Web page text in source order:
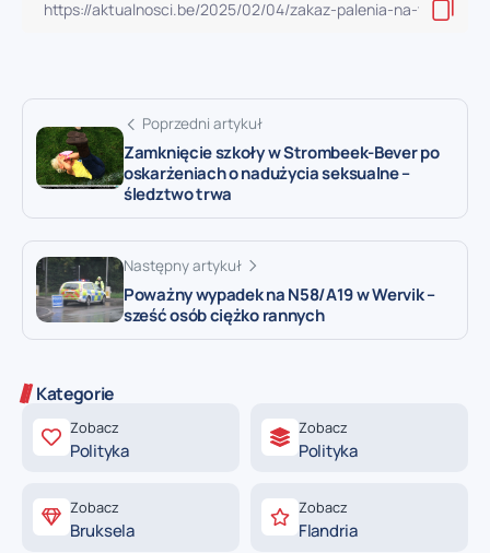
Poprzedni artykuł
Zamknięcie szkoły w Strombeek-Bever po
oskarżeniach o nadużycia seksualne –
śledztwo trwa
Następny artykuł
Poważny wypadek na N58/A19 w Wervik –
sześć osób ciężko rannych
Kategorie
Zobacz
Polityka
Zobacz
Polityka
Zobacz
Bruksela
Zobacz
Flandria